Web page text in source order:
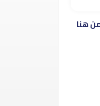
هنا